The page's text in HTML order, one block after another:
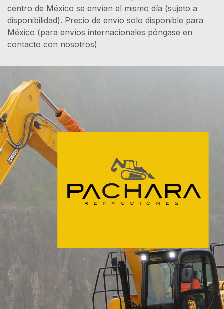
centro de México se envían el mismo día (sujeto a
disponibilidad). Precio de envío solo disponible para
México (para envíos internacionales póngase en
contacto con nosotros)